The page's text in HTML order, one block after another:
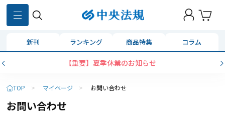
新刊 ランキング 商品特集 コラム
【重要】夏季休業のお知らせ
TOP > マイページ > お問い合わせ
お問い合わせ